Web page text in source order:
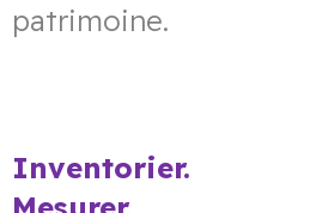
patrimoine.
Inventorier.